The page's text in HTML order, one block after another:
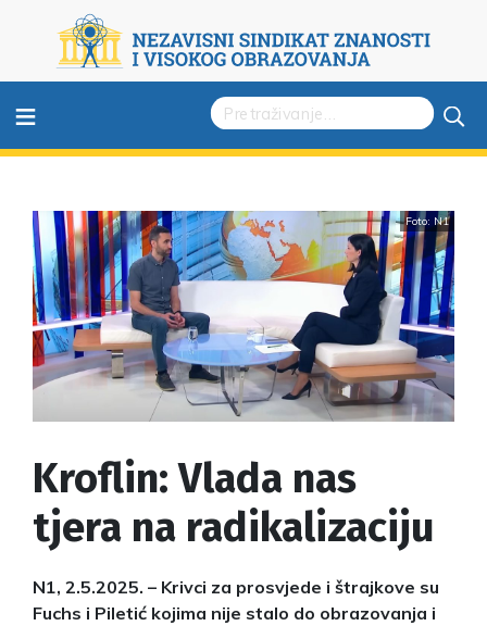
≡
Foto: N1
Kroflin: Vlada nas
tjera na radikalizaciju
N1, 2.5.2025. – Krivci za prosvjede i štrajkove su
Fuchs i Piletić kojima nije stalo do obrazovanja i